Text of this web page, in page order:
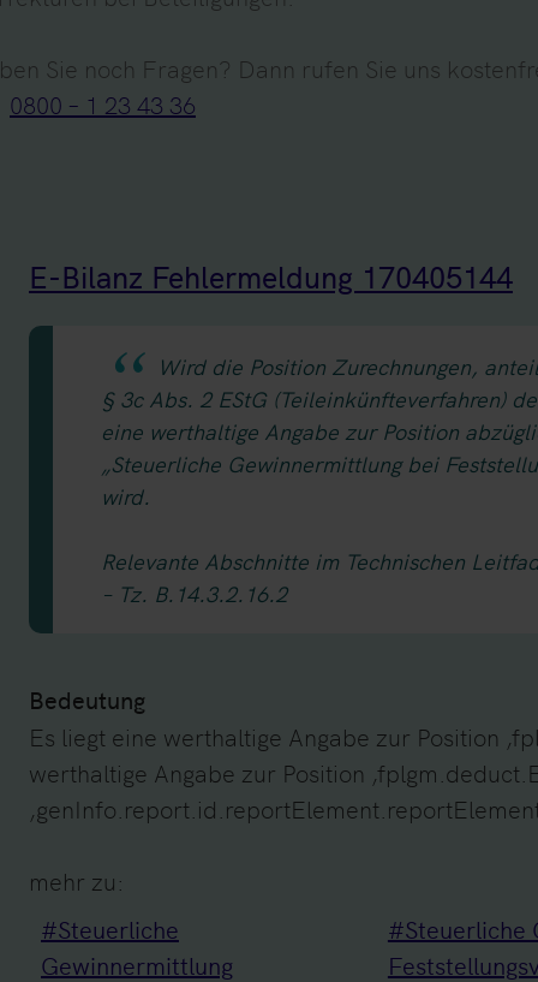
Sie noch Fragen? Dann rufen Sie uns
0800 – 1 23 43 36
E-Bilanz Fehlermeldung 170405144
Wird die Position Zurechnungen,
§ 3c Abs. 2 EStG (Teileinkünfteverfahren)
eine werthaltige Angabe zur Position
„Steuerliche Gewinnermittlung bei
wird.
Relevante Abschnitte im Technischen
– Tz. B.14.3.2.16.2
Bedeutung
Es liegt eine werthaltige Angabe zur Position
werthaltige Angabe zur Position
mehr zu:
#Steuerliche
Gewinnermittlung
#Steuerliche